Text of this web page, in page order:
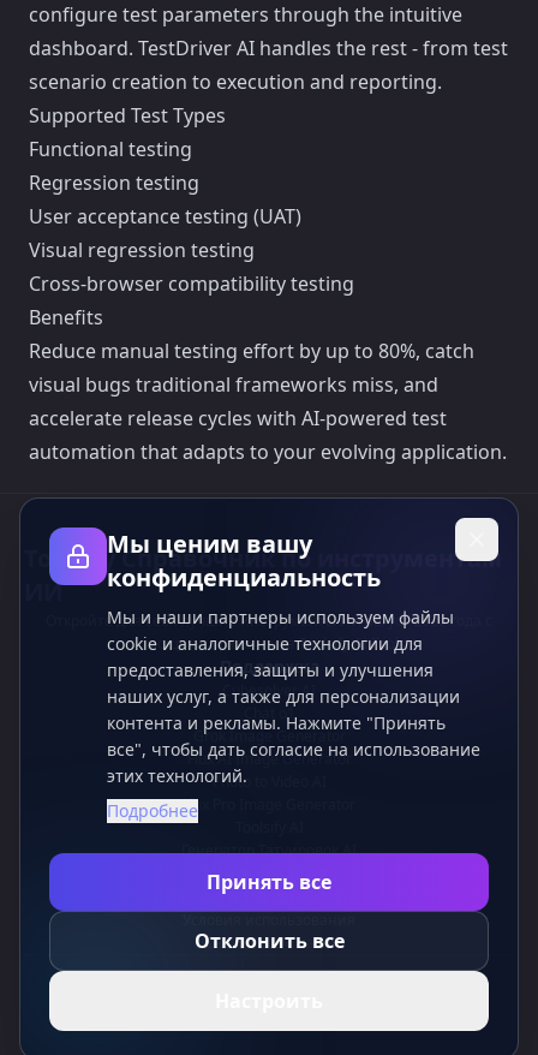
configure test parameters through the intuitive
dashboard. TestDriver AI handles the rest - from test
scenario creation to execution and reporting.
Supported Test Types
Functional testing
Regression testing
User acceptance testing (UAT)
Visual regression testing
Cross-browser compatibility testing
Benefits
Reduce manual testing effort by up to 80%, catch
visual bugs traditional frameworks miss, and
accelerate release cycles with AI-powered test
automation that adapts to your evolving application.
Toolsify Справочник по инструментам
ИИ
Откройте для себя лучшие инструменты ИИ август 2026 года с
помощью справочника Toolsify AI Tools!
Поддержка
Cubesolver AI
Chat o1
Grok Image Generator
Flux AI Image Generator
Photo to Video AI
Flux Pro Image Generator
Генератор Татуировок AI
Информация
Политика конфиденциальности
Свяжитесь с нами
Мы ценим вашу
конфиденциальность
Мы и наши партнеры используем файлы
cookie и аналогичные технологии для
предоставления, защиты и улучшения
наших услуг, а также для персонализации
контента и рекламы. Нажмите "Принять
все", чтобы дать согласие на использование
этих технологий.
Подробнее
Принять все
Отклонить все